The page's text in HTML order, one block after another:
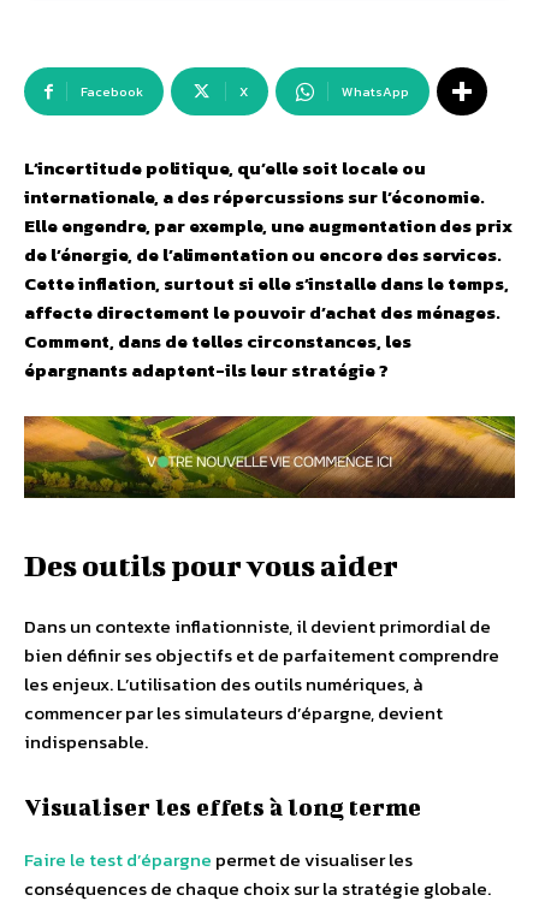
Facebook X WhatsApp
L’incertitude politique, qu’elle soit locale ou
internationale, a des répercussions sur l’économie.
Elle engendre, par exemple, une augmentation des prix
de l’énergie, de l’alimentation ou encore des services.
Cette inflation, surtout si elle s’installe dans le temps,
affecte directement le pouvoir d’achat des ménages.
Comment, dans de telles circonstances, les
épargnants adaptent-ils leur stratégie ?
Des outils pour vous aider
Dans un contexte inflationniste, il devient primordial de
bien définir ses objectifs et de parfaitement comprendre
les enjeux. L’utilisation des outils numériques, à
commencer par les simulateurs d’épargne, devient
indispensable.
Visualiser les effets à long terme
Faire le test d’épargne permet de visualiser les
conséquences de chaque choix sur la stratégie globale.